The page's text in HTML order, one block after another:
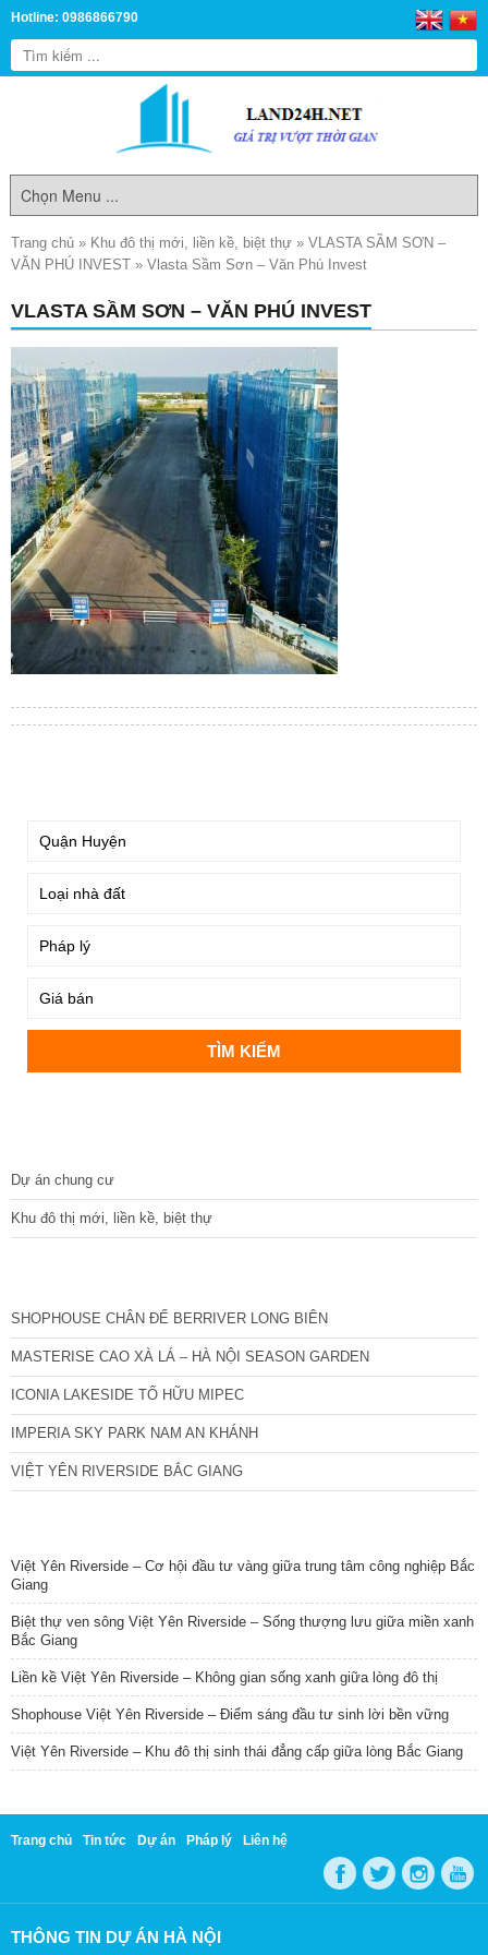
Hotline: 0986866790
Trang chủ » Khu đô thị mới, liền kề, biệt thự » VLASTA SẦM SƠN –
VĂN PHÚ INVEST » Vlasta Sầm Sơn – Văn Phú Invest
VLASTA SẦM SƠN – VĂN PHÚ INVEST
Dự án chung cư
Khu đô thị mới, liền kề, biệt thự
SHOPHOUSE CHÂN ĐẾ BERRIVER LONG BIÊN
MASTERISE CAO XÀ LÁ – HÀ NỘI SEASON GARDEN
ICONIA LAKESIDE TỐ HỮU MIPEC
IMPERIA SKY PARK NAM AN KHÁNH
VIỆT YÊN RIVERSIDE BẮC GIANG
Việt Yên Riverside – Cơ hội đầu tư vàng giữa trung tâm công nghiệp Bắc
Giang
Biệt thự ven sông Việt Yên Riverside – Sống thượng lưu giữa miền xanh
Bắc Giang
Liền kề Việt Yên Riverside – Không gian sống xanh giữa lòng đô thị
Shophouse Việt Yên Riverside – Điểm sáng đầu tư sinh lời bền vững
Việt Yên Riverside – Khu đô thị sinh thái đẳng cấp giữa lòng Bắc Giang
Trang chủ Tin tức Dự án Pháp lý Liên hệ
THÔNG TIN DỰ ÁN HÀ NỘI